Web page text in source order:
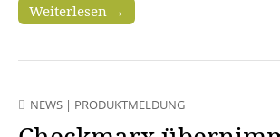
Weiterlesen →
NEWS | PRODUKTMELDUNG